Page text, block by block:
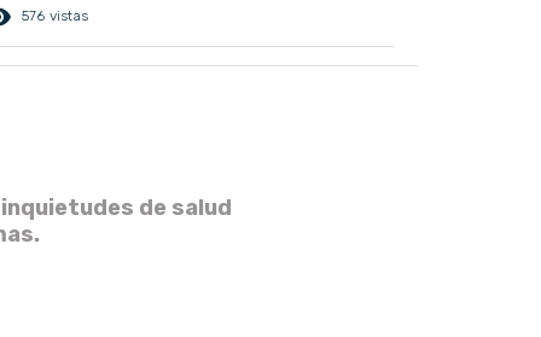
576 vistas
de salud